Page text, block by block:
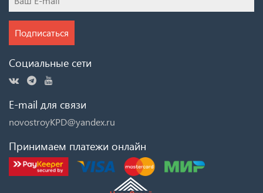
Подписаться
Социальные сети
E-mail для связи
novostroyKPD@yandex.ru
Принимаем платежи онлайн